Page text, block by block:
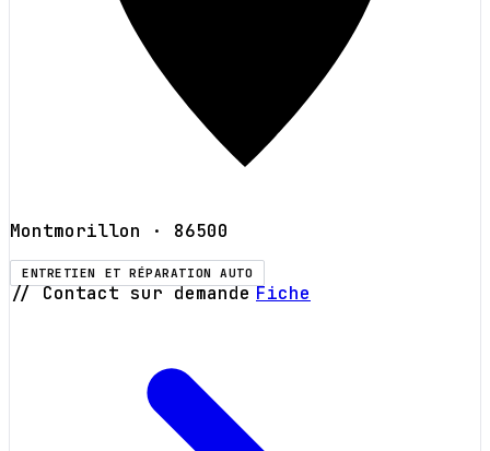
Montmorillon · 86500
ENTRETIEN ET RÉPARATION AUTO
// Contact sur demande Fiche